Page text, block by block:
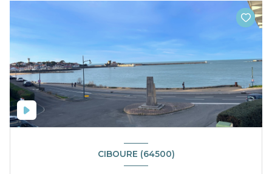
CIBOURE (64500)